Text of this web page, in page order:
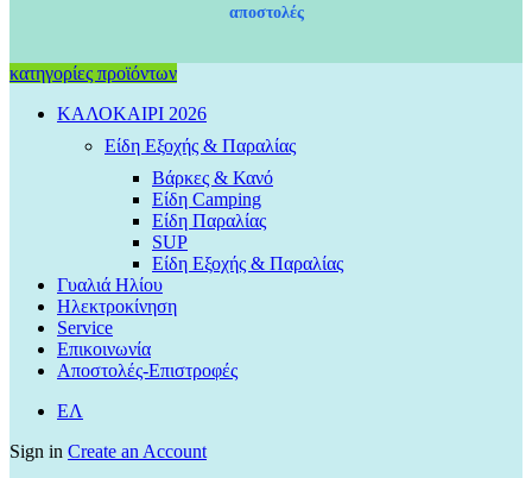
αποστολές
κατηγορίες προϊόντων
ΚΑΛΟΚΑΙΡΙ 2026
Είδη Εξοχής & Παραλίας
Βάρκες & Κανό
Είδη Camping
Είδη Παραλίας
SUP
Είδη Εξοχής & Παραλίας
Γυαλιά Ηλίου
Ηλεκτροκίνηση
Service
Επικοινωνία
Αποστολές-Επιστροφές
ΕΛ
Sign in Create an Account